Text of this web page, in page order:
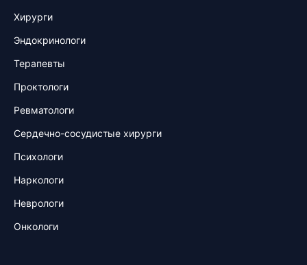
Хирурги
Эндокринологи
Терапевты
Проктологи
Ревматологи
Сердечно-сосудистые хирурги
Психологи
Наркологи
Неврологи
Онкологи